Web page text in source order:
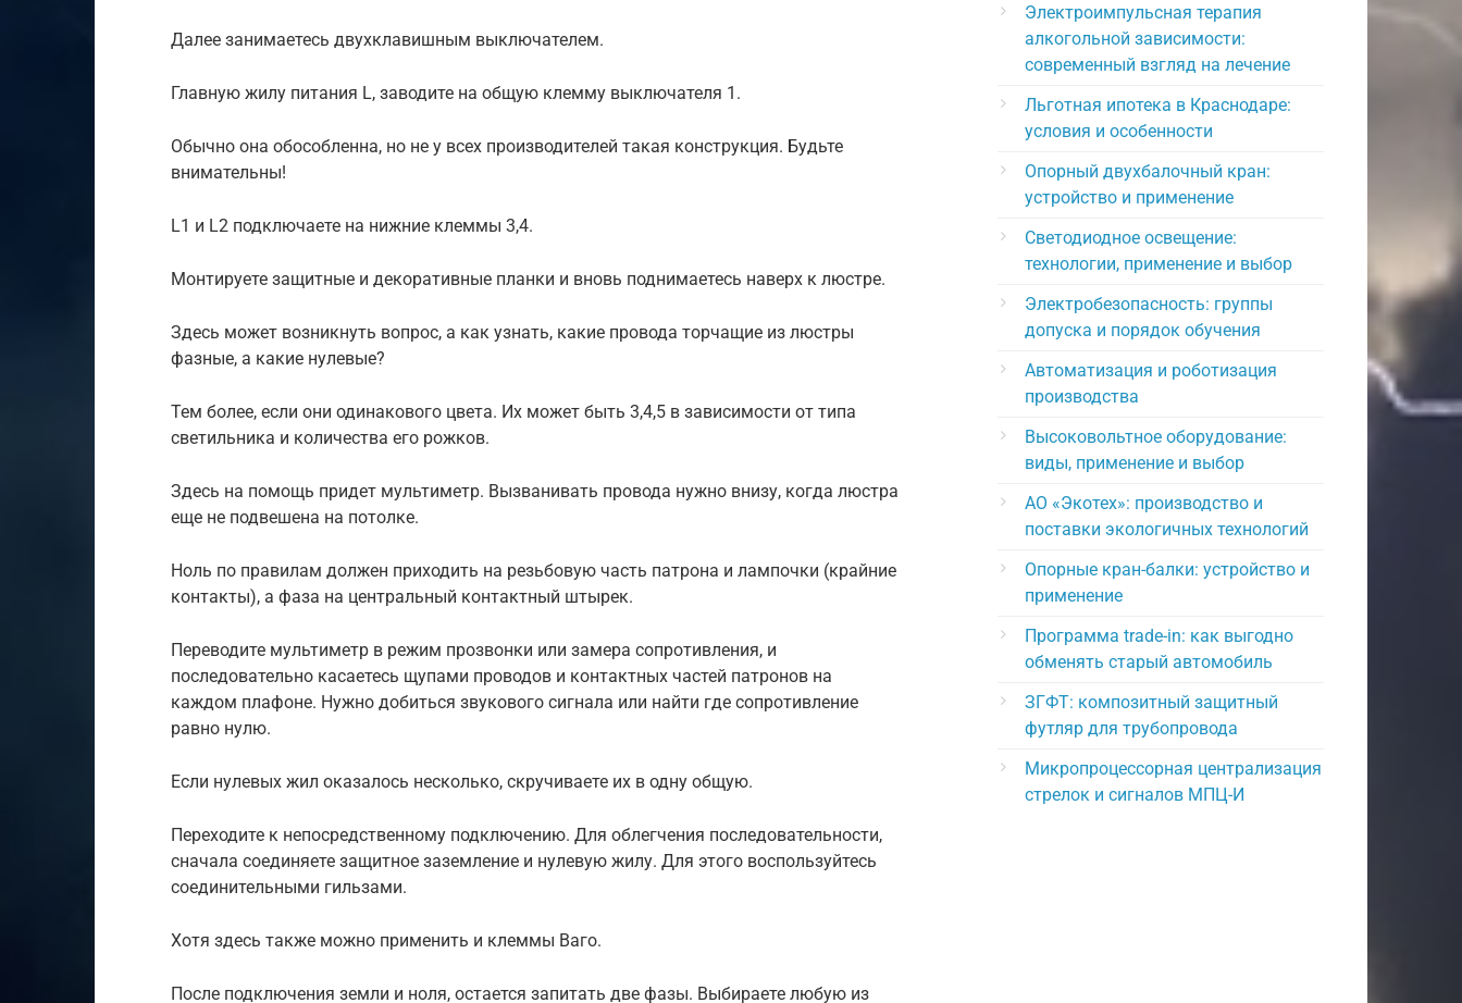
Далее занимаетесь двухклавишным выключателем.
Главную жилу питания L, заводите на общую клемму выключателя 1.
Обычно она обособленна, но не у всех производителей такая конструкция. Будьте
внимательны!
L1 и L2 подключаете на нижние клеммы 3,4.
Монтируете защитные и декоративные планки и вновь поднимаетесь наверх к люстре.
Здесь может возникнуть вопрос, а как узнать, какие провода торчащие из люстры
фазные, а какие нулевые?
Тем более, если они одинакового цвета. Их может быть 3,4,5 в зависимости от типа
светильника и количества его рожков.
Здесь на помощь придет мультиметр. Вызванивать провода нужно внизу, когда люстра
еще не подвешена на потолке.
Ноль по правилам должен приходить на резьбовую часть патрона и лампочки (крайние
контакты), а фаза на центральный контактный штырек.
Переводите мультиметр в режим прозвонки или замера сопротивления, и
последовательно касаетесь щупами проводов и контактных частей патронов на
каждом плафоне. Нужно добиться звукового сигнала или найти где сопротивление
равно нулю.
Если нулевых жил оказалось несколько, скручиваете их в одну общую.
Переходите к непосредственному подключению. Для облегчения последовательности,
сначала соединяете защитное заземление и нулевую жилу. Для этого воспользуйтесь
соединительными гильзами.
Хотя здесь также можно применить и клеммы Ваго.
После подключения земли и ноля, остается запитать две фазы. Выбираете любую из
Электроимпульсная терапия
алкогольной зависимости:
современный взгляд на лечение
Льготная ипотека в Краснодаре:
условия и особенности
Опорный двухбалочный кран:
устройство и применение
Светодиодное освещение:
технологии, применение и выбор
Электробезопасность: группы
допуска и порядок обучения
Автоматизация и роботизация
производства
Высоковольтное оборудование:
виды, применение и выбор
АО «Экотех»: производство и
поставки экологичных технологий
Опорные кран-балки: устройство и
применение
Программа trade-in: как выгодно
обменять старый автомобиль
ЗГФТ: композитный защитный
футляр для трубопровода
Микропроцессорная централизация
стрелок и сигналов МПЦ-И